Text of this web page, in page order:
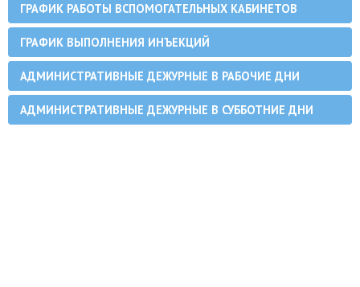
ГРАФИК РАБОТЫ ВСПОМОГАТЕЛЬНЫХ КАБИНЕТОВ
ГРАФИК ВЫПОЛНЕНИЯ ИНЪЕКЦИЙ
АДМИНИСТРАТИВНЫЕ ДЕЖУРНЫЕ В РАБОЧИЕ ДНИ
АДМИНИСТРАТИВНЫЕ ДЕЖУРНЫЕ В СУББОТНИЕ ДНИ